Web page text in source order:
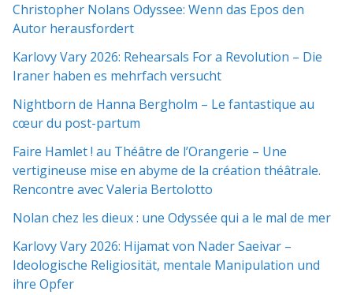
Christopher Nolans Odyssee: Wenn das Epos den
Autor herausfordert
Karlovy Vary 2026: Rehearsals For a Revolution – Die
Iraner haben es mehrfach versucht
Nightborn de Hanna Bergholm – Le fantastique au
cœur du post-partum
Faire Hamlet ! au Théâtre de l’Orangerie – Une
vertigineuse mise en abyme de la création théâtrale.
Rencontre avec Valeria Bertolotto
Nolan chez les dieux : une Odyssée qui a le mal de mer
Karlovy Vary 2026: Hijamat von Nader Saeivar​​ –
Ideologische Religiosität, mentale Manipulation und
ihre Opfer